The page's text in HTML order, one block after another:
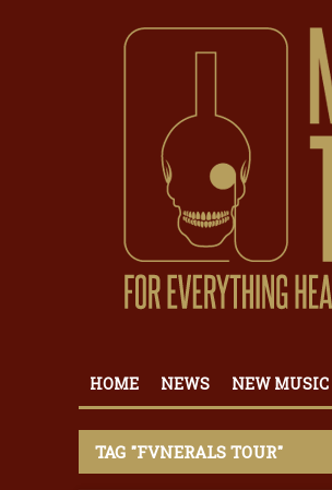
HOME NEWS NEW MUSIC
TAG "FVNERALS TOUR"